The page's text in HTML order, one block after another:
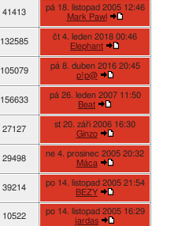
41413
pá 18. listopad 2005 12:46
Mark Pawl
132585
čt 4. leden 2018 00:46
Elephant
105079
pá 8. duben 2016 20:45
p!p@
156633
pá 26. leden 2007 11:50
Beat
27127
st 20. září 2006 16:30
Ginzo
29498
ne 4. prosinec 2005 20:32
Máca
39214
po 14. listopad 2005 21:54
BEZY
10522
po 14. listopad 2005 16:29
jardas